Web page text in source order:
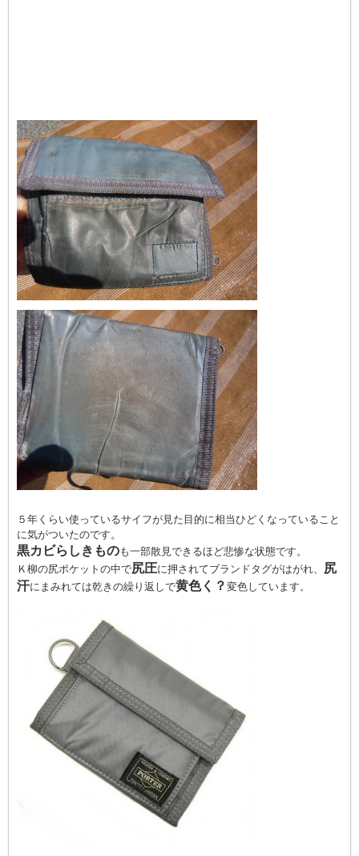
５年くらい使っているサイフが見た目的に相当ひどくなっていること
に気がついたのです。
黒カビらしきものも一部散見できるほど悲惨な状態です。
Ｋ柳の尻ポケットの中で尻圧に押されてブランドタグがはがれ、 尻
汗にまみれては乾きの繰り返しで黄色く？変色しています。